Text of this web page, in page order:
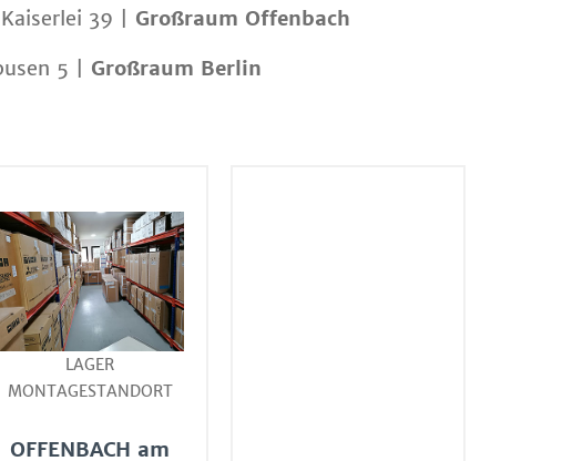
39 | Großraum Offenbach
5 | Großraum Berlin
LAGER
MONTAGESTANDORT
OFFENBACH am